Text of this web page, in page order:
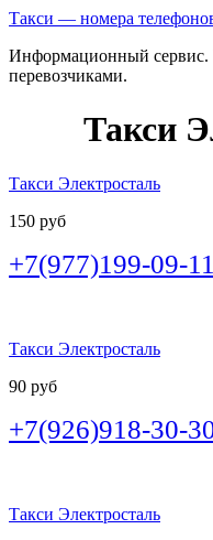
Такси — номера
Информационный сервис.
перевозчиками.
Такси
Такси Электросталь
150 руб
+7(977)199-09-11
Такси Электросталь
90 руб
+7(926)918-30-
Такси Электросталь